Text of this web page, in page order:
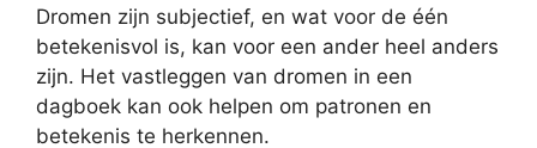
Dromen zijn subjectief, en wat voor de één
betekenisvol is, kan voor een ander heel anders
zijn. Het vastleggen van dromen in een
dagboek kan ook helpen om patronen en
betekenis te herkennen.